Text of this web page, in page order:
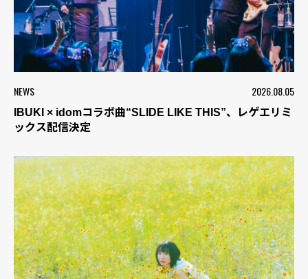
NEWS 2026.08.05
IBUKI × idomコラボ曲“SLIDE LIKE THIS”、レゲエリミ
ックス配信決定